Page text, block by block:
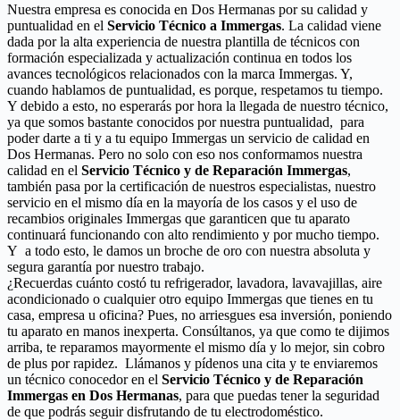
Nuestra empresa es conocida en Dos Hermanas por su calidad y
puntualidad en el Servicio Técnico a Immergas. La calidad viene
dada por la alta experiencia de nuestra plantilla de técnicos con
formación especializada y actualización continua en todos los
avances tecnológicos relacionados con la marca Immergas. Y,
cuando hablamos de puntualidad, es porque, respetamos tu tiempo.
Y debido a esto, no esperarás por hora la llegada de nuestro técnico,
ya que somos bastante conocidos por nuestra puntualidad, para
poder darte a ti y a tu equipo Immergas un servicio de calidad en
Dos Hermanas. Pero no solo con eso nos conformamos nuestra
calidad en el Servicio Técnico y de Reparación Immergas,
también pasa por la certificación de nuestros especialistas, nuestro
servicio en el mismo día en la mayoría de los casos y el uso de
recambios originales Immergas que garanticen que tu aparato
continuará funcionando con alto rendimiento y por mucho tiempo.
Y a todo esto, le damos un broche de oro con nuestra absoluta y
segura garantía por nuestro trabajo.
¿Recuerdas cuánto costó tu refrigerador, lavadora, lavavajillas, aire
acondicionado o cualquier otro equipo Immergas que tienes en tu
casa, empresa u oficina? Pues, no arriesgues esa inversión, poniendo
tu aparato en manos inexperta. Consúltanos, ya que como te dijimos
arriba, te reparamos mayormente el mismo día y lo mejor, sin cobro
de plus por rapidez. Llámanos y pídenos una cita y te enviaremos
un técnico conocedor en el Servicio Técnico y de Reparación
Immergas en Dos Hermanas, para que puedas tener la seguridad
de que podrás seguir disfrutando de tu electrodoméstico.